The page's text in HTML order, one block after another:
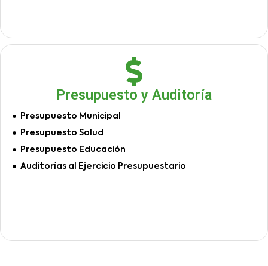
Presupuesto y Auditoría
Presupuesto Municipal
Presupuesto Salud
Presupuesto Educación
Auditorías al Ejercicio Presupuestario